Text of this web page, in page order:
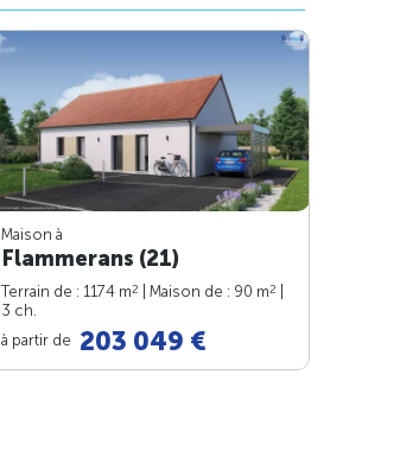
Maison à
Flammerans (21)
Terrain de : 1174 m2 | Maison de : 90 m2
3 ch.
à partir de 203 049 €